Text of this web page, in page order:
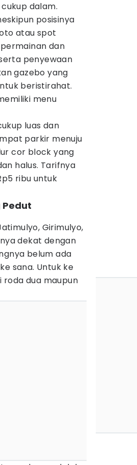
dalam.
posisinya
atau spot
dan
penyewaan
gazebo yang
beristirahat.
menu
luas dan
parkir menuju
cor block yang
halus. Tarifnya
ribu untuk
Pedut
Girimulyo,
dekat dengan
belum ada
sana. Untuk ke
roda dua maupun